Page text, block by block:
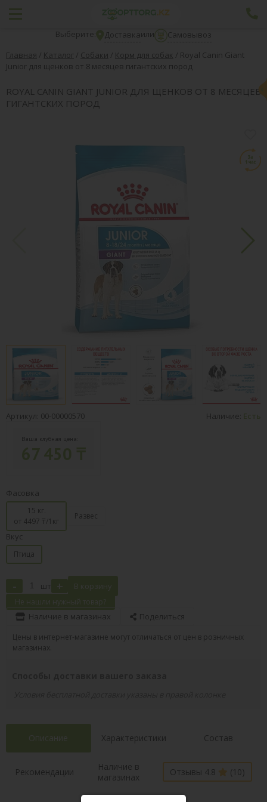
Выберите: Доставкаили
Самовывоз
Главная / Каталог / Собаки / Корм для собак / Royal Canin Giant
Junior для щенков от 8 месяцев гигантских пород
ROYAL CANIN GIANT JUNIOR ДЛЯ ЩЕНКОВ ОТ 8 МЕСЯЦЕВ
ГИГАНТСКИХ ПОРОД
Артикул: 00-00000570 Наличие: Есть
Ваша клубная цена:
Фасовка
15 кг.
от 4497 ₸/1кг
Развес
Вкус
Птица
- шт + В корзину
Не нашли нужный товар?
Наличие в магазинах Поделиться
Цены в интернет-магазине могут отличаться от цен в розничных
магазинах.
Описание Характеристики Состав
Рекомендации
Наличие в
магазинах
Отзывы 4.8 (10)